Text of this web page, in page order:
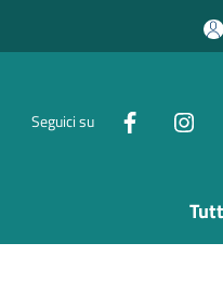
Seguici su